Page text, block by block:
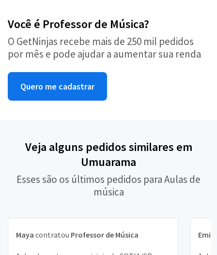
Você é Professor de Música?
O GetNinjas recebe mais de 250 mil pedidos
por mês e pode ajudar a aumentar sua renda
Quero me cadastrar
Veja alguns pedidos similares em
Umuarama
Esses são os últimos pedidos para Aulas de
música
Maya contratou Professor de Música